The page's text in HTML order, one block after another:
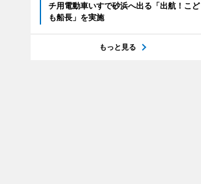
チ用電動車いすで砂浜へ出る「出航！こど
も船長」を実施
もっと見る